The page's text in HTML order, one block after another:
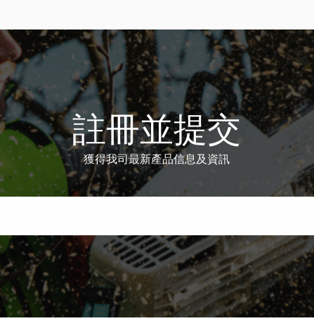
註冊並提交
獲得我司最新產品信息及資訊